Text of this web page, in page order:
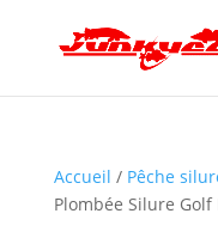
Accueil / Pêche
Plombée Silure Golf